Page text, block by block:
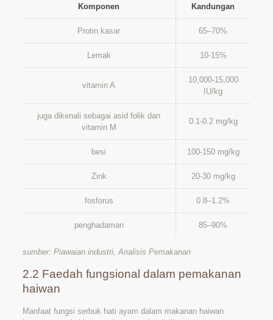
Komponen Kandungan
Protin kasar 65–70%
Lemak 10-15%
vitamin A
10,000-15,000
IU/kg
juga dikenali sebagai asid folik dan
vitamin M
0.1-0.2 mg/kg
besi 100-150 mg/kg
Zink 20-30 mg/kg
fosforus 0.8–1.2%
penghadaman 85–90%
sumber: Piawaian industri, Analisis Pemakanan
2.2 Faedah fungsional dalam pemakanan
haiwan
Manfaat fungsi serbuk hati ayam dalam makanan haiwan